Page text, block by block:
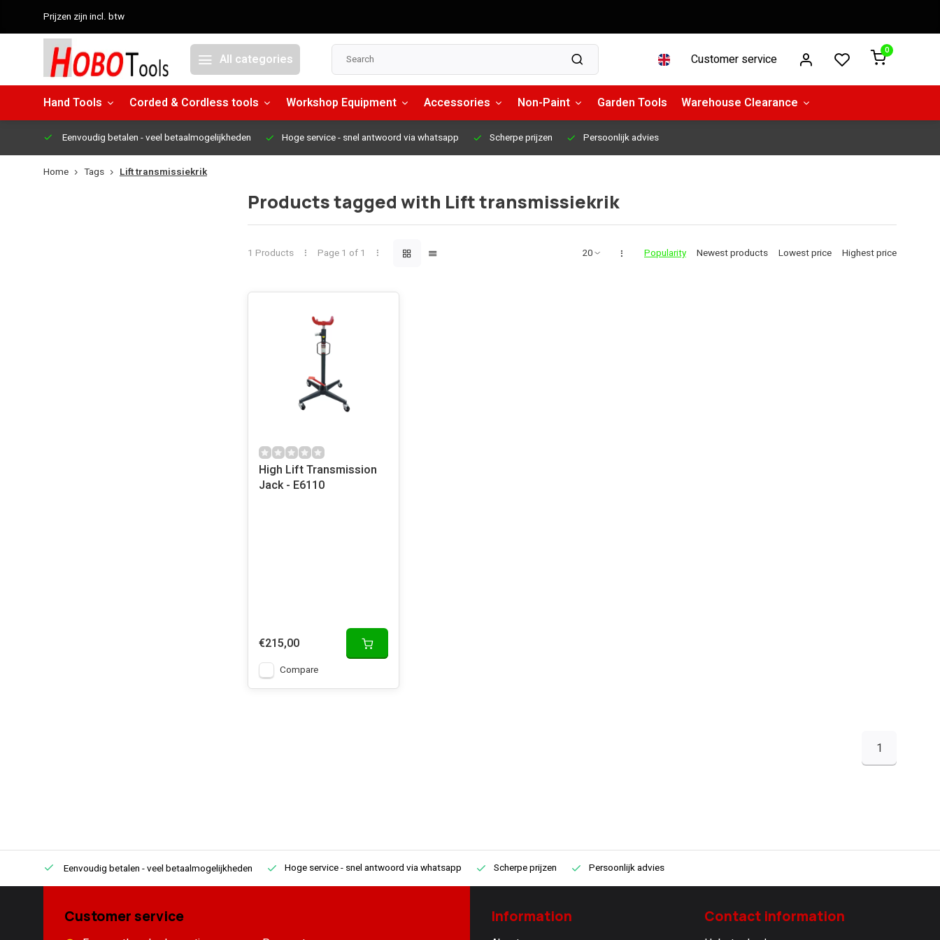
Prijzen zijn incl. btw
All categories Customer service
0
Hand Tools Corded & Cordless tools Workshop Equipment Accessories Non-Paint Garden Tools Warehouse Clearance
Eenvoudig betalen - veel betaalmogelijkheden Hoge service- snel antwoord via whatsapp Scherpe prijzen Persoonlijk advies
Home Tags Lift transmissiekrik
Products tagged with Lift transmissiekrik
1 Products Page 1 of 1 Popularity Newest products Lowest price Highest price
High Lift Transmission
Jack - E6110
€215,00
Compare
1
Eenvoudig betalen - veel betaalmogelijkheden Hoge service- snel antwoord via whatsapp Scherpe prijzen Persoonlijk advies
Customer service Information Contact information